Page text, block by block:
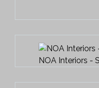
NOA Interiors -